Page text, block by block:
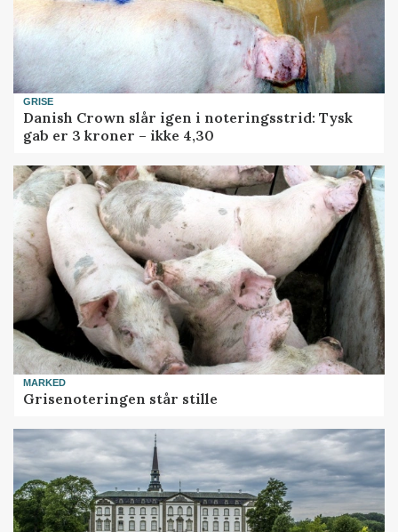
GRISE
Danish Crown slår igen i noteringsstrid: Tysk
gab er 3 kroner – ikke 4,30
MARKED
Grisenoteringen står stille